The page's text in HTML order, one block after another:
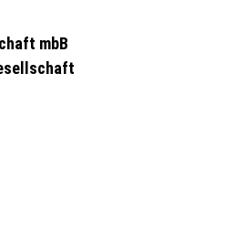
mbB